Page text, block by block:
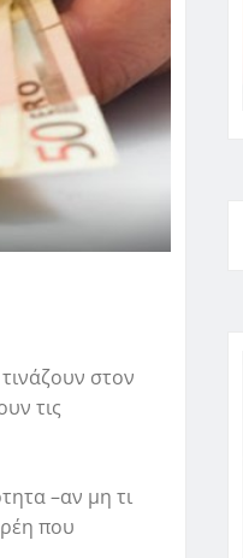
στον
τις
–αν μη τι
που